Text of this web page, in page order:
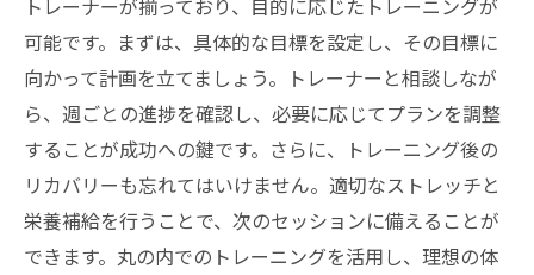
トレーナーが揃っており、目的に応じたトレーニングが
可能です。まずは、具体的な目標を設定し、その目標に
向かって計画を立てましょう。トレーナーと相談しなが
ら、週ごとの進捗を確認し、必要に応じてプランを調整
することが成功への鍵です。さらに、トレーニング後の
リカバリーも忘れてはいけません。適切なストレッチと
栄養補給を行うことで、次のセッションに備えることが
できます。丸の内でのトレーニングを活用し、理想の体